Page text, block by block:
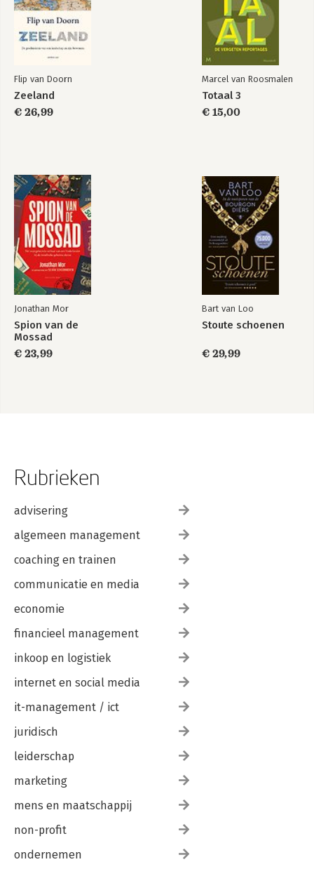
Flip van Doorn
Zeeland
€ 26,99
Marcel van Roosmalen
Totaal 3
€ 15,00
Jonathan Mor
Spion van de
Mossad
€ 23,99
Bart van Loo
Stoute schoenen
€ 29,99
Rubrieken
advisering
algemeen management
coaching en trainen
communicatie en media
economie
financieel management
inkoop en logistiek
internet en social media
it-management / ict
juridisch
leiderschap
marketing
mens en maatschappij
non-profit
ondernemen